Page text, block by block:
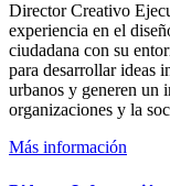
Director Creativo
experiencia en el
ciudadana con su
para desarrollar ideas
urbanos y generen un
organizaciones y la
Más información